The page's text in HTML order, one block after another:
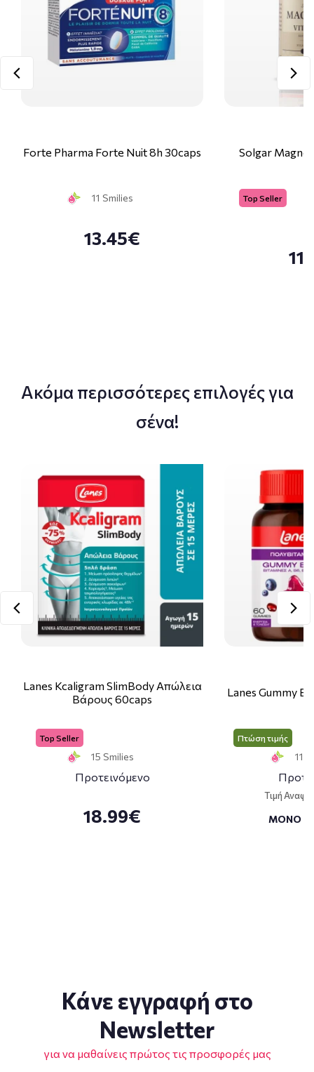
Forte Pharma Forte Nuit 8h 30caps
11 Smilies
13.45€
Solgar
Top Seller
Ακόμα περισσότερες επιλογές για
σένα!
Lanes Kcaligram SlimBody Απώλεια
Βάρους 60caps
Top Seller
15 Smilies
Προτεινόμενο
18.99€
Lanes Gummy
Πτώση τιμής
11
Τιμή
ΜΟΝΟ
Κάνε εγγραφή στο
Newsletter
για να μαθαίνεις πρώτος τις προσφορές μας